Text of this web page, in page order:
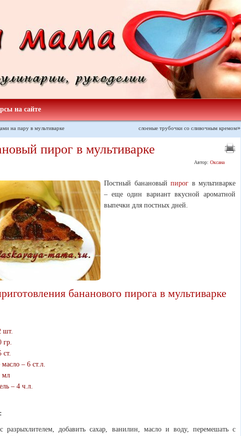
на сайте
на пару в мультиварке слоеные трубочки со сливочным кремом»
пирог в мультиварке
Автор: Оксана
Постный банановый пирог в мультиварке
– еще один вариант вкусной ароматной
выпечки для постных дней.
бананового пирога в мультиварке
шт.
гр.
ст.
– 6 ст.л.
мл
– 4 ч.л.
разрыхлителем, добавить сахар, ванилин, масло и воду, перемешать с